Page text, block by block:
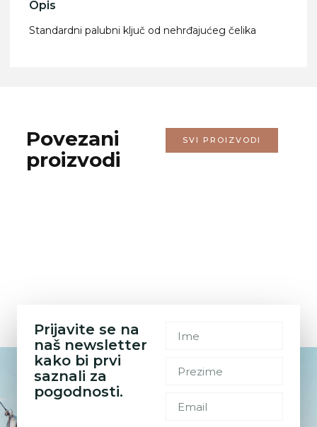
Opis
Standardni palubni ključ od nehrđajućeg čelika
Povezani
proizvodi
SVI PROIZVODI
Prijavite se na
naš newsletter
kako bi prvi
saznali za
pogodnosti.